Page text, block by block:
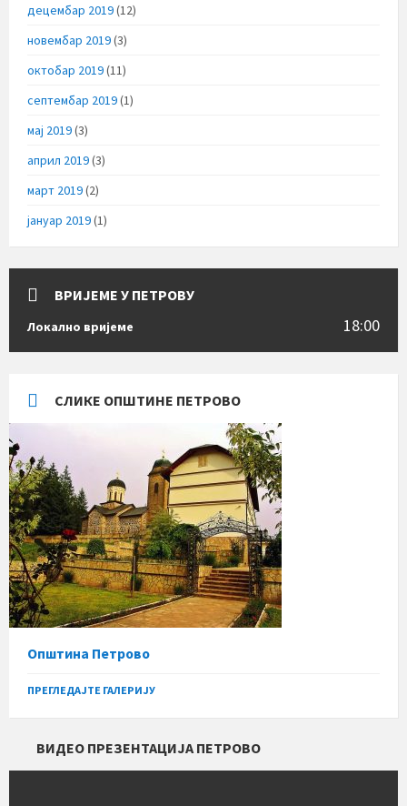
децембар 2019(12)
новембар 2019(3)
октобар 2019(11)
септембар 2019(1)
мај 2019(3)
април 2019(3)
март 2019(2)
јануар 2019(1)
ВРИЈЕМЕ У ПЕТРОВУ
Локално вријеме 18:00
СЛИКЕ ОПШТИНЕ ПЕТРОВО
Општина Петрово
ПРЕГЛЕДАЈТЕ ГАЛЕРИЈУ
ВИДЕО ПРЕЗЕНТАЦИЈА ПЕТРОВО